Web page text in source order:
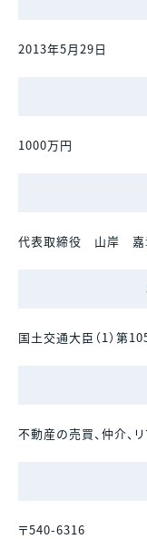
2013年5月29日
1000万円
代表取締役 山岸 嘉
国土交通大臣（1）第
不動産の売買、仲介、
〒540-6316